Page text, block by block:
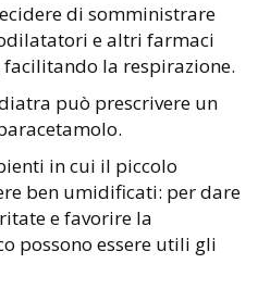
di somministrare
e altri farmaci
la respirazione.
può prescrivere un
in cui il piccolo
ben umidificati: per dare
e favorire la
possono essere utili gli